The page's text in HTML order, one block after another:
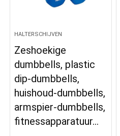
HALTERSCHIJVEN
Zeshoekige
dumbbells, plastic
dip-dumbbells,
huishoud-dumbbells,
armspier-dumbbells,
fitnessapparatuur…